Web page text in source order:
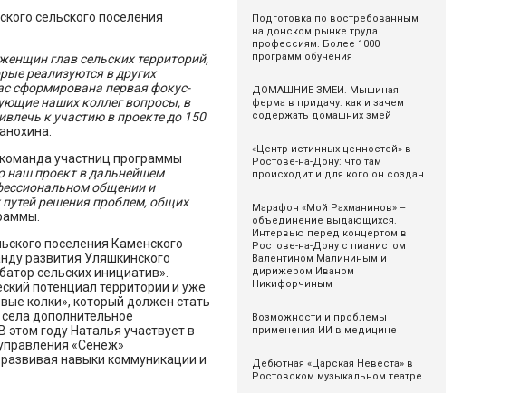
сельского поселения
глав сельских территорий,
реализуются в других
сформирована первая фокус-
наших коллег вопросы, в
к участию в проекте до 150
участниц программы
наш проект в дальнейшем
общении и
решения проблем, общих
поселения Каменского
развития Уляшкинского
сельских инициатив».
потенциал территории и уже
колки», который должен стать
дополнительное
году Наталья участвует в
«Сенеж»
навыки коммуникации и
Подготовка по востребованным
на донском рынке труда
профессиям. Более 1000
программ обучения
ДОМАШНИЕ ЗМЕИ. Мышиная
ферма в придачу: как и зачем
содержать домашних змей
«Центр истинных ценностей» в
Ростове-на-Дону: что там
происходит и для кого он создан
Марафон «Мой Рахманинов» –
объединение выдающихся.
Интервью перед концертом в
Ростове-на-Дону с пианистом
Валентином Малининым и
дирижером Иваном
Никифорчиным
Возможности и проблемы
применения ИИ в медицине
Дебютная «Царская Невеста» в
Ростовском музыкальном театре